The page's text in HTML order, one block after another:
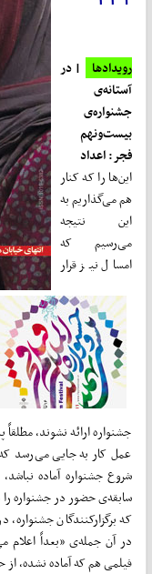
رویدادها
| در
آستانه‌ی
جشنواره‌ی
بیست‌ونهم
فجر: اعداد
این‌ها را که کنار
هم می‌گذاریم به
این نتیجه
می‌رسیم که
امسال نیز قرار
جشنواره ارائه نشوند،
عمل کار به جایی می‌رسد که
شروع جشنواره آماده
سابقه‌ی حضور در جشنواره
که برگزارکنندگان
در آن جمله‌ی «بعداً اعلام
فیلمی هم که آماده نشده،